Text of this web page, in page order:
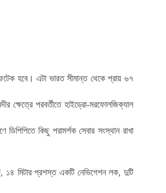
হবে। এটা ভারত সীমান্ত থেকে প্রায় ৬৭
ক্ষেত্রে পরবর্তীতে হাইড্রো-মরফোলজিক্যাল
কিছু পরামর্শক সেবার সংস্থান রাখা
১৪ মিটার প্রশস্ত একটি নেভিগেশন লক, দুটি